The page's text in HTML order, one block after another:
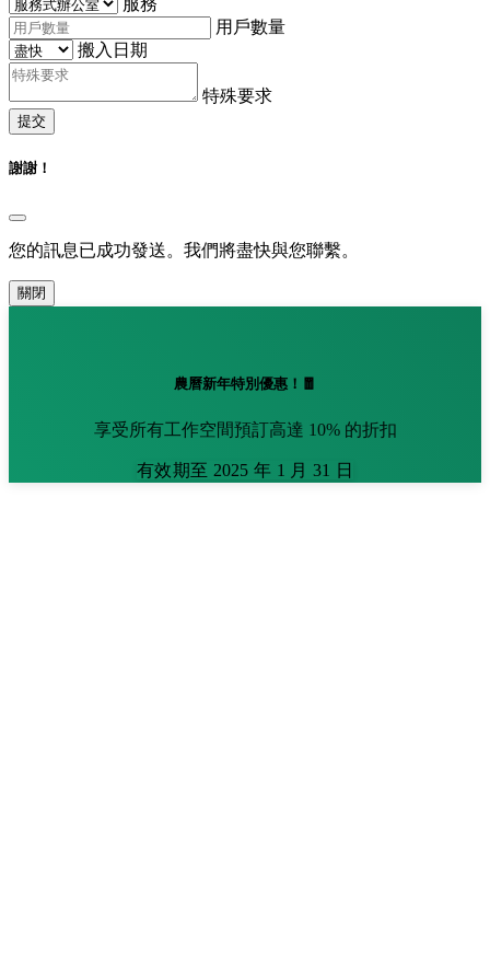
用戶數量
搬入日期
特殊要求
提交
謝謝！
您的訊息已成功發送。我們將盡快與您聯繫。
關閉
農曆新年特別優惠！🧧
享受所有工作空間預訂高達 10% 的折扣
有效期至 2025 年 1 月 31 日